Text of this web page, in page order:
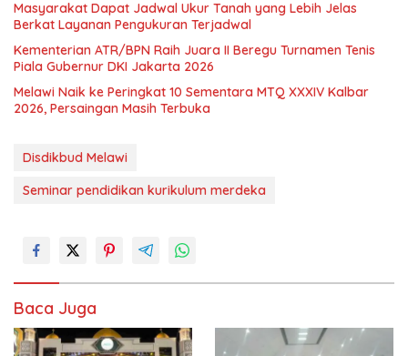
Masyarakat Dapat Jadwal Ukur Tanah yang Lebih Jelas
Berkat Layanan Pengukuran Terjadwal
Kementerian ATR/BPN Raih Juara II Beregu Turnamen Tenis
Piala Gubernur DKI Jakarta 2026
Melawi Naik ke Peringkat 10 Sementara MTQ XXXIV Kalbar
2026, Persaingan Masih Terbuka
Disdikbud Melawi
Seminar pendidikan kurikulum merdeka
Baca Juga